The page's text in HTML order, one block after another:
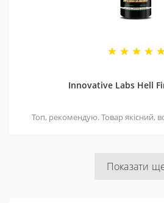
Innovative Labs Hell
Топ, рекомендую. Товар якісний,
Показати